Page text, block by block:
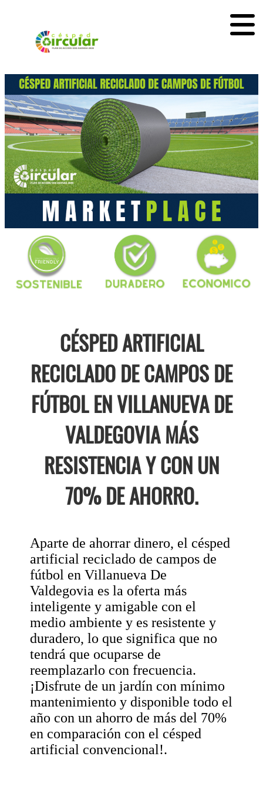
CÉSPED ARTIFICIAL
RECICLADO DE CAMPOS DE
FÚTBOL EN VILLANUEVA DE
VALDEGOVIA MÁS
RESISTENCIA Y CON UN
70% DE AHORRO.
Aparte de ahorrar dinero, el césped
artificial reciclado de campos de
fútbol en Villanueva De
Valdegovia es la oferta más
inteligente y amigable con el
medio ambiente y es resistente y
duradero, lo que significa que no
tendrá que ocuparse de
reemplazarlo con frecuencia.
¡Disfrute de un jardín con mínimo
mantenimiento y disponible todo el
año con un ahorro de más del 70%
en comparación con el césped
artificial convencional!.